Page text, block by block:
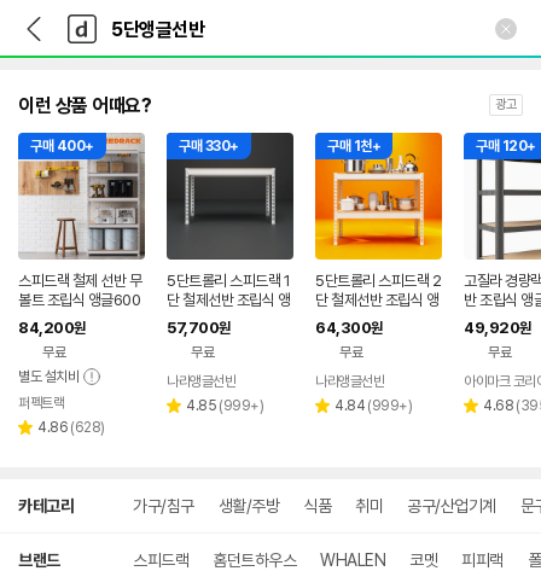
다
나
와
가
다
와
인
이런 상품 어때요? 광고
구매 400+
스피드랙 철제 선반 무
볼트 조립식 앵글600
300900 5단
84,200원
무료
별도 설치비
퍼펙트랙
별 4.86 리
(628)
구매 330+
5단트롤리 스피드랙 1
단 철제선반 조립식 앵
글
57,700원
무료
페이
나라앵글선반
별 4.85 리
(999+)
구매 1천+
5단트롤리 스피드랙 2
단 철제선반 조립식 앵
글
64,300원
무료
페이
나라앵글선반
별 4.84 리
(999+)
구매 120+
고질라 경량
반 조립식 앵
단,
검정
49,920원
무료
아이마크 코리
별 4.68 리
(
카테고리 가구/침구 생활/주방 식품 취미 공구/산업기계 문
브랜드 스피드랙 홈던트하우스 WHALEN 코멧 피피랙